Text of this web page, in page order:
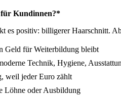
für Kundinnen?*
es positiv: billigerer Haarschnitt.
Geld für Weiterbildung bleibt
Technik, Hygiene,
weil jeder Euro zählt
Löhne oder Ausbildung